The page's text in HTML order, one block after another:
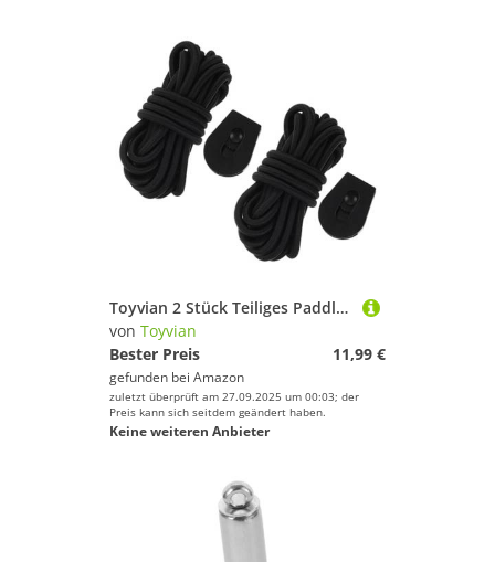
Toyvian 2 Stück Teiliges Paddleboard Bungee Elastische Fixierleine mit Rutschfesten Schnallen Verstellbar für Sup Kajak und Surfboard Geeignet für Seen Flüsse Vielseitig und Langlebig
von Toyvian
Bester Preis
11,99 €
gefunden bei Amazon
zuletzt überprüft am 27.09.2025 um 00:03; der
Preis kann sich seitdem geändert haben.
Keine weiteren Anbieter